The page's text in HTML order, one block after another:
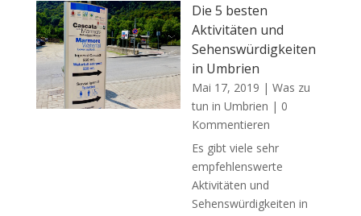
Die 5 besten
Aktivitäten und
Sehenswürdigkeiten
in Umbrien
Mai 17, 2019 |Was zu
tun in Umbrien | 0
Kommentieren
Es gibt viele sehr
empfehlenswerte
Aktivitäten und
Sehenswürdigkeiten in